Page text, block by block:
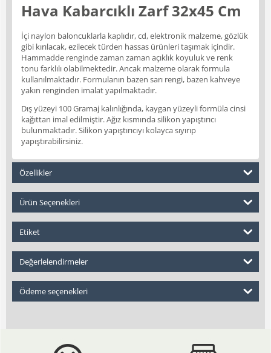
Hava Kabarcıklı Zarf 32x45 Cm
İçi naylon baloncuklarla kaplıdır, cd, elektronik malzeme, gözlük
gibi kırılacak, ezilecek türden hassas ürünleri taşımak içindir.
Hammadde renginde zaman zaman açıklık koyuluk ve renk
tonu farklılı olabilmektedir. Ancak malzeme olarak formula
kullanılmaktadır. Formulanın bazen sarı rengi, bazen kahveye
yakın renginden imalat yapılmaktadır.
Dış yüzeyi 100 Gramaj kalınlığında, kaygan yüzeyli formüla cinsi
kağıttan imal edilmiştir. Ağız kısmında silikon yapıştırıcı
bulunmaktadır. Silikon yapıştırıcıyı kolayca sıyırıp
yapıştırabilirsiniz.
Özellikler
Ürün Seçenekleri
Etiket
Değerlelendirmeler
Ödeme seçenekleri